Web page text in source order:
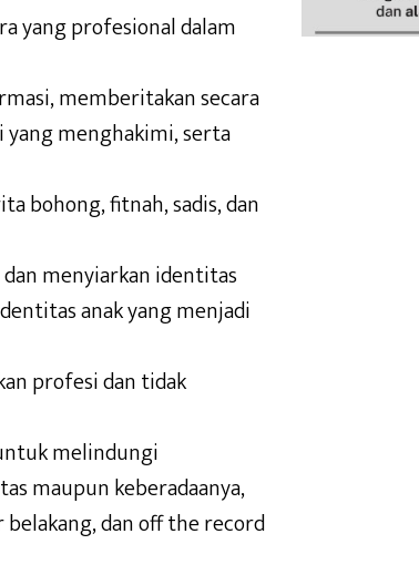
yang profesional dalam
memberitakan secara
menghakimi, serta
bohong, fitnah, sadis, dan
menyiarkan identitas
anak yang menjadi
profesi dan tidak
melindungi
maupun keberadaanya,
dan off the record